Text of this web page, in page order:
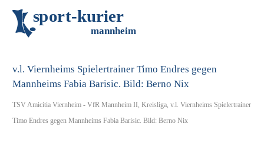
sport-kurier
mannheim
TSV Amicitia Viernheim - VfR Mannheim II, Kreisliga, v.l. Viernheims Spielertrainer
Timo Endres gegen Mannheims Fabia Barisic. Bild: Berno Nix